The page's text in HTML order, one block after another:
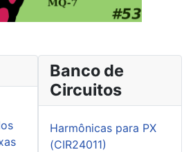
Banco de
Circuitos
Harmônicas para PX
(CIR24011)